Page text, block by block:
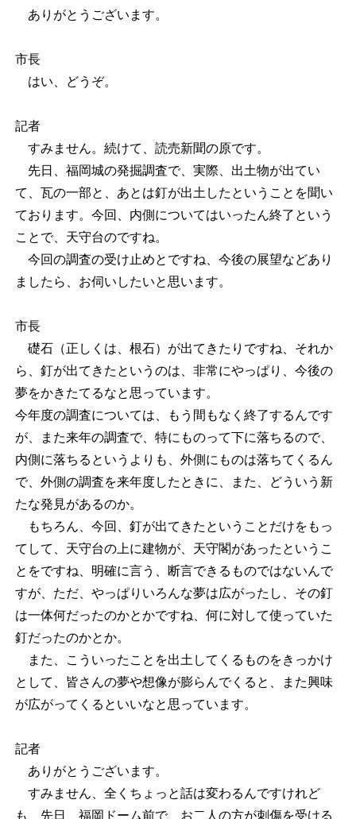
ありがとうございます。
市長
はい、どうぞ。
記者
すみません。続けて、読売新聞の原です。
先日、福岡城の発掘調査で、実際、出土物が出てい
て、瓦の一部と、あとは釘が出土したということを聞い
ております。今回、内側についてはいったん終了という
ことで、天守台のですね。
今回の調査の受け止めとですね、今後の展望などあり
ましたら、お伺いしたいと思います。
市長
礎石（正しくは、根石）が出てきたりですね、それか
ら、釘が出てきたというのは、非常にやっぱり、今後の
夢をかきたてるなと思っています。
今年度の調査については、もう間もなく終了するんです
が、また来年の調査で、特にものって下に落ちるので、
内側に落ちるというよりも、外側にものは落ちてくるん
で、外側の調査を来年度したときに、また、どういう新
たな発見があるのか。
もちろん、今回、釘が出てきたということだけをもっ
てして、天守台の上に建物が、天守閣があったというこ
とをですね、明確に言う、断言できるものではないんで
すが、ただ、やっぱりいろんな夢は広がったし、その釘
は一体何だったのかとかですね、何に対して使っていた
釘だったのかとか。
また、こういったことを出土してくるものをきっかけ
として、皆さんの夢や想像が膨らんでくると、また興味
が広がってくるといいなと思っています。
記者
ありがとうございます。
すみません、全くちょっと話は変わるんですけれど
も、先日、福岡ドーム前で、お二人の方が刺傷を受ける